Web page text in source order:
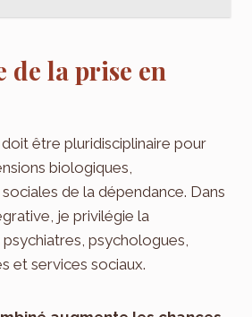
de la prise en
être pluridisciplinaire pour
biologiques,
de la dépendance. Dans
je privilégie la
psychologues,
et services sociaux.